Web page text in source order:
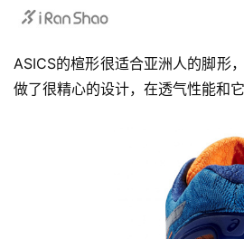
ASICS的楦形很适合亚洲人的脚形
做了很精心的设计，在透气性能和